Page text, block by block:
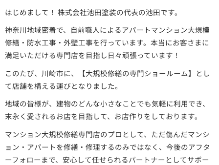
はじめまして！ 株式会社池田塗装の代表の池田です。
神奈川地域密着で、自前職人によるアパートマンション大規模
修繕・防水工事・外壁工事を行っています。本当にお客さまに
満足いただける専門店を目指し日々頑張っています！
このたび、川崎市に、【大規模修繕の専門ショールーム】とし
て店舗を構える運びとなりました。
地域の皆様が、建物のどんな小さなことでも気軽に利用でき、
末永く愛されるお店を目指して、お店作りをしております。
マンション大規模修繕専門店のプロとして、ただ傷んだマンシ
ョン・アパートを修繕・修理するのみではなく、今後のアフタ
ーフォローまで、安心して任せられるパートナーとしてサポー